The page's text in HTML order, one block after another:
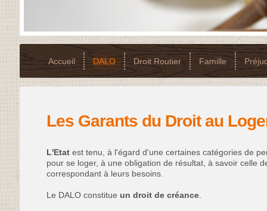
Accueil DALO Droit Routier Famille
Les Garants du Droit au
L'Etatest tenu, à l'égard d'une certaines catégories de
pour se loger, à une obligation de résultat, à savoir celle
correspondant à leurs besoins.
Le DALO constitue un droit de créance.